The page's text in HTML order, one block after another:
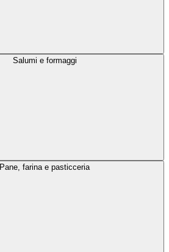
Salumi e formaggi
Pane, farina e pasticceria